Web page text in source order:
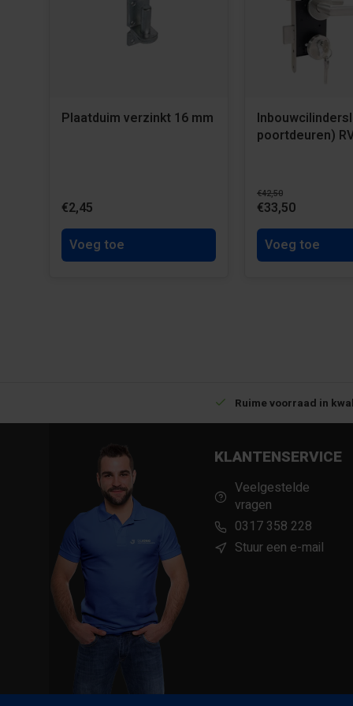
Plaatduim verzinkt 16 mm
€2,45
Voeg toe
poortdeuren)
€42,50
€33,50
Voeg toe
Ruime voorraad in
KLANTENSERVICE
Veelgestelde
vragen
0317 358 228
Stuur een e-mail